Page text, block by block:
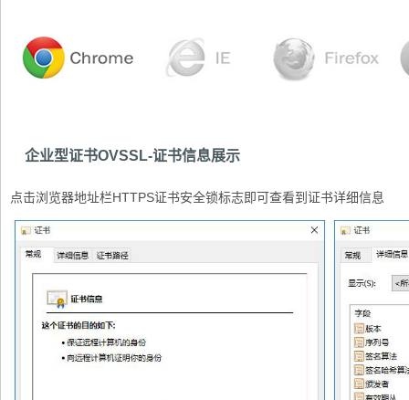
企业型证书OVSSL-证书信息展示
点击浏览器地址栏HTTPS证书安全锁标志即可查看到证书详细信息